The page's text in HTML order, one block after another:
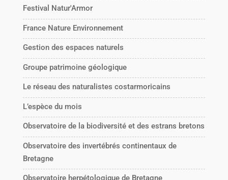
Festival Natur'Armor
France Nature Environnement
Gestion des espaces naturels
Groupe patrimoine géologique
Le réseau des naturalistes costarmoricains
L’espèce du mois
Observatoire de la biodiversité et des estrans bretons
Observatoire des invertébrés continentaux de
Bretagne
Observatoire herpétologique de Bretagne